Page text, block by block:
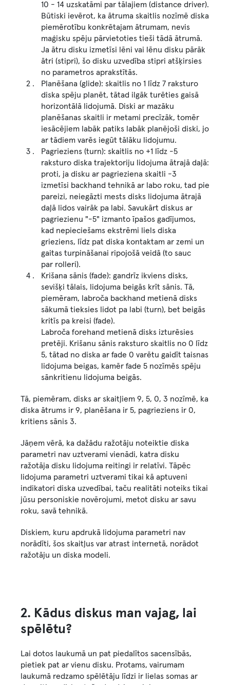
10 - 14 uzskatāmi par tālajiem (distance driver).
Būtiski ievērot, ka ātruma skaitlis nozīmē diska
piemērotību konkrētajam ātrumam, nevis
maģisku spēju pārvietoties tieši tādā ātrumā.
Ja ātru disku izmetīsi lēni vai lēnu disku pārāk
ātri (stipri), šo disku uzvedība stipri atšķirsies
no parametros aprakstītās.
Planēšana (glide): skaitlis no 1 līdz 7 raksturo
diska spēju planēt, tātad ilgāk turēties gaisā
horizontālā lidojumā. Diski ar mazāku
planēšanas skaitli ir metami precīzāk, tomēr
iesācējiem labāk patiks labāk planējoši diski, jo
ar tādiem varēs iegūt tālāku lidojumu.
Pagrieziens (turn): skaitlis no +1 līdz -5
raksturo diska trajektoriju lidojuma ātrajā daļā:
proti, ja disku ar pagrieziena skaitli -3
izmetīsi backhand tehnikā ar labo roku, tad pie
pareizi, neiegāzti mests disks lidojuma ātrajā
daļā lidos vairāk pa labi. Savukārt diskus ar
pagriezienu "-5" izmanto īpašos gadījumos,
kad nepieciešams ekstrēmi liels diska
grieziens, līdz pat diska kontaktam ar zemi un
gaitas turpināšanai ripojošā veidā (to sauc
par rolleri).
Krišana sānis (fade): gandrīz ikviens disks,
sevišķi tālais, lidojuma beigās krīt sānis. Tā,
piemēram, labroča backhand metienā disks
sākumā tieksies lidot pa labi (turn), bet beigās
kritīs pa kreisi (fade).
Labroča forehand metienā disks izturēsies
pretēji. Krišanu sānis raksturo skaitlis no 0 līdz
5, tātad no diska ar fade 0 varētu gaidīt taisnas
lidojuma beigas, kamēr fade 5 nozīmēs spēju
sānkritienu lidojuma beigās.
Tā, piemēram, disks ar skaitļiem 9, 5, 0, 3 nozīmē, ka
diska ātrums ir 9, planēšana ir 5, pagrieziens ir 0,
kritiens sānis 3.
Jāņem vērā, ka dažādu ražotāju noteiktie diska
parametri nav uztverami vienādi, katra disku
ražotāja disku lidojuma reitingi ir relatīvi. Tāpēc
lidojuma parametri uztverami tikai kā aptuveni
indikatori diska uzvedībai, taču realitāti noteiks tikai
jūsu personiskie novērojumi, metot disku ar savu
roku, savā tehnikā.
Diskiem, kuru apdrukā lidojuma parametri nav
norādīti, šos skaitļus var atrast internetā, norādot
ražotāju un diska modeli.
2. Kādus diskus man vajag, lai
spēlētu?
Lai dotos laukumā un pat piedalītos sacensībās,
pietiek pat ar vienu disku. Protams, vairumam
laukumā redzamo spēlētāju līdzi ir lielas somas ar